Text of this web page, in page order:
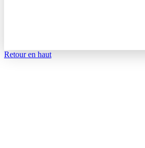
Retour en haut